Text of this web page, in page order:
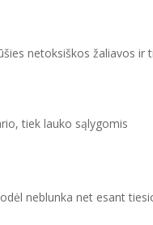
netoksiškos žaliavos ir
tiek lauko sąlygomis
neblunka net esant